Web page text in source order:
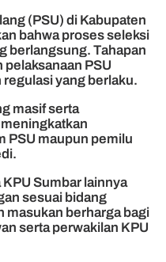
(PSU) di Kabupaten
bahwa proses seleksi
berlangsung. Tahapan
PSU
yang berlaku.
masif serta
PSU maupun pemilu
Sumbar lainnya
sesuai bidang
masukan berharga bagi
serta perwakilan KPU